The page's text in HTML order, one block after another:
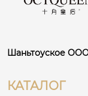
Шаньтоуское
КАТАЛОГ